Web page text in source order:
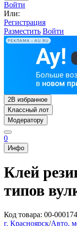
Войти
Или:
Регистрация
Разместить Войти
РЕКЛАМА • AU.RU
2В избранное
Классный лот
Модератору
0
Инфо
Клей
типов
Код товара: 00-
г. Красноярск/Авто,